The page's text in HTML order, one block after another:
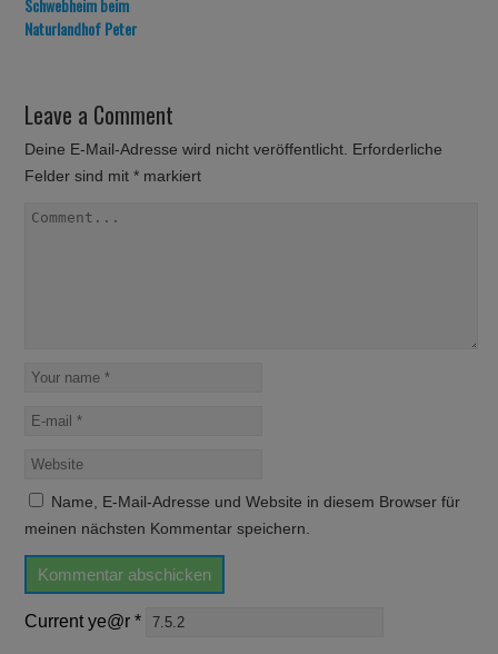
Schwebheim beim
Naturlandhof Peter
Leave a Comment
Deine E-Mail-Adresse wird nicht veröffentlicht. Erforderliche
Felder sind mit* markiert
Name, E-Mail-Adresse und Website in diesem Browser für
meinen nächsten Kommentar speichern.
Current ye@r*